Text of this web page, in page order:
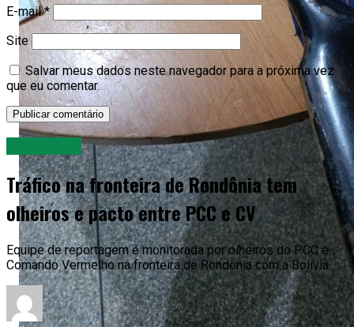
E-mail*
Site
Salvar meus dados neste navegador para a próxima vez
que eu comentar.
Tráfico na fronteira de Rondônia tem
olheiros e pacto entre PCC e CV
Equipe de reportagem é monitorada por olheiros do PCC e
Comando Vermelho na fronteira de Rondônia com a Bolívia